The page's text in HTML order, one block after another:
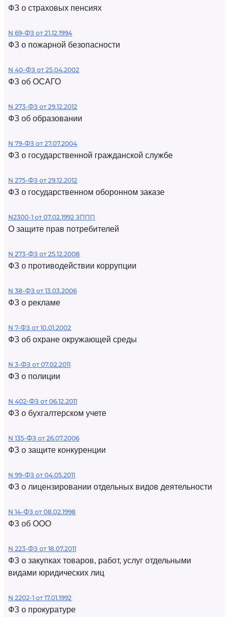
ФЗ о страховых пенсиях
N 69-ФЗ от 21.12.1994
ФЗ о пожарной безопасности
N 40-ФЗ от 25.04.2002
ФЗ об ОСАГО
N 273-ФЗ от 29.12.2012
ФЗ об образовании
N 79-ФЗ от 27.07.2004
ФЗ о государственной гражданской службе
N 275-ФЗ от 29.12.2012
ФЗ о государственном оборонном заказе
N2300-1 от 07.02.1992 ЗППП
О защите прав потребителей
N 273-ФЗ от 25.12.2008
ФЗ о противодействии коррупции
N 38-ФЗ от 13.03.2006
ФЗ о рекламе
N 7-ФЗ от 10.01.2002
ФЗ об охране окружающей среды
N 3-ФЗ от 07.02.2011
ФЗ о полиции
N 402-ФЗ от 06.12.2011
ФЗ о бухгалтерском учете
N 135-ФЗ от 26.07.2006
ФЗ о защите конкуренции
N 99-ФЗ от 04.05.2011
ФЗ о лицензировании отдельных видов деятельности
N 14-ФЗ от 08.02.1998
ФЗ об ООО
N 223-ФЗ от 18.07.2011
ФЗ о закупках товаров, работ, услуг отдельными
видами юридических лиц
N 2202-1 от 17.01.1992
ФЗ о прокуратуре